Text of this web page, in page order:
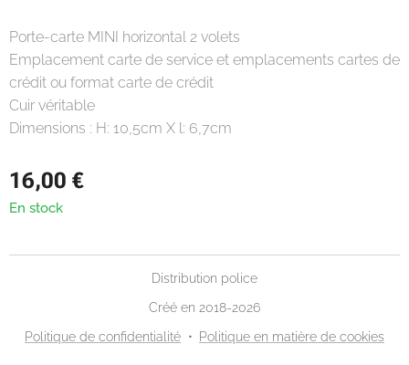
Porte-carte MINI horizontal 2 volets
Emplacement carte de service et emplacements cartes de
crédit ou format carte de crédit
Cuir véritable
Dimensions : H: 10,5cm X l: 6,7cm
16,00 €
En stock
Distribution police
Créé en 2018-2026
Politique de confidentialité
Politique en matière de cookies